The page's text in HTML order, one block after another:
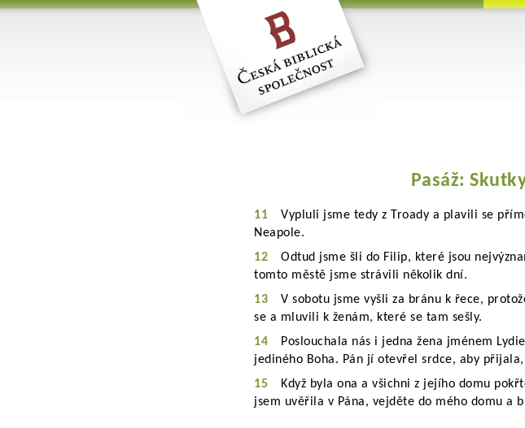
Pasáž:
11
Vypluli jsme tedy z Troady a plavili se
Neapole.
12
Odtud jsme šli do Filip, které jsou
tomto městě jsme strávili několik dní.
13
V sobotu jsme vyšli za bránu k řece,
se a mluvili k ženám, které se tam sešly.
14
Poslouchala nás i jedna žena jménem
jediného Boha. Pán jí otevřel srdce, aby přijala,
15
Když byla ona a všichni z jejího domu
jsem uvěřila v Pána, vejděte do mého domu a